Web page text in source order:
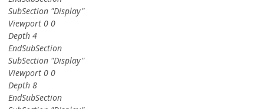
SubSection "Display"
Viewport 0 0
Depth 4
EndSubSection
SubSection "Display"
Viewport 0 0
Depth 8
EndSubSection